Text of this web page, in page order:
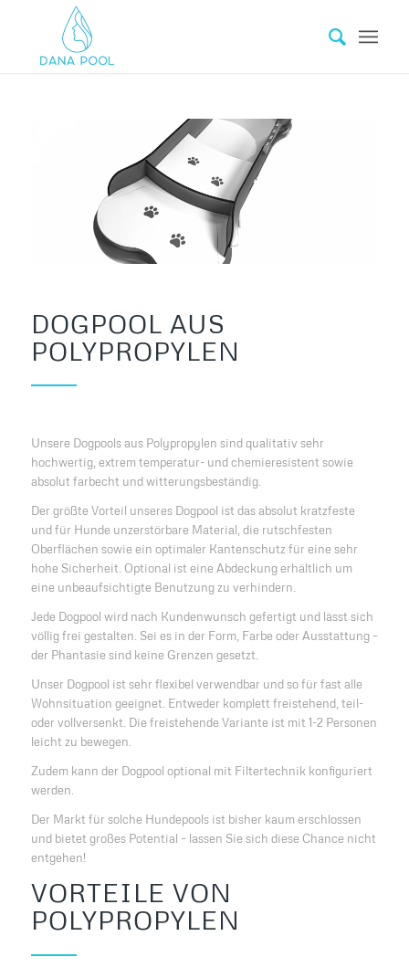
DOGPOOL AUS
POLYPROPYLEN
Unsere Dogpools aus Polypropylen sind qualitativ sehr
hochwertig, extrem temperatur- und chemieresistent sowie
absolut farbecht und witterungsbeständig.
Der größte Vorteil unseres Dogpool ist das absolut kratzfeste
und für Hunde unzerstörbare Material, die rutschfesten
Oberflächen sowie ein optimaler Kantenschutz für eine sehr
hohe Sicherheit. Optional ist eine Abdeckung erhältlich um
eine unbeaufsichtigte Benutzung zu verhindern.
Jede Dogpool wird nach Kundenwunsch gefertigt und lässt sich
völlig frei gestalten. Sei es in der Form, Farbe oder Ausstattung –
der Phantasie sind keine Grenzen gesetzt.
Unser Dogpool ist sehr flexibel verwendbar und so für fast alle
Wohnsituation geeignet. Entweder komplett freistehend, teil-
oder vollversenkt. Die freistehende Variante ist mit 1-2 Personen
leicht zu bewegen.
Zudem kann der Dogpool optional mit Filtertechnik konfiguriert
werden.
Der Markt für solche Hundepools ist bisher kaum erschlossen
und bietet großes Potential – lassen Sie sich diese Chance nicht
entgehen!
VORTEILE VON
POLYPROPYLEN